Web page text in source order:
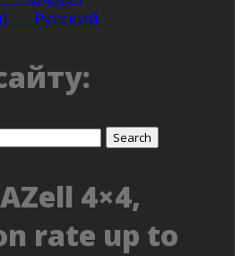
Русский
4×4,
rate up to